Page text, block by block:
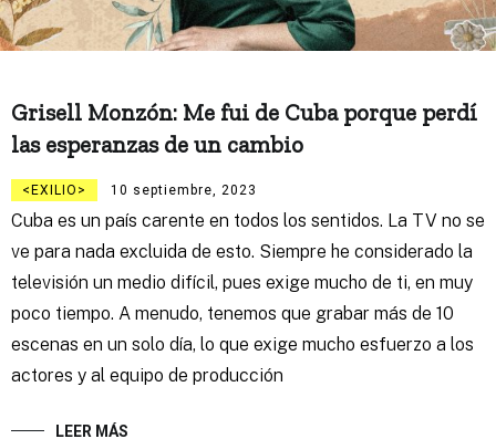
Grisell Monzón: Me fui de Cuba porque perdí
las esperanzas de un cambio
EXILIO 10 septiembre, 2023
Cuba es un país carente en todos los sentidos. La TV no se
ve para nada excluida de esto. Siempre he considerado la
televisión un medio difícil, pues exige mucho de ti, en muy
poco tiempo. A menudo, tenemos que grabar más de 10
escenas en un solo día, lo que exige mucho esfuerzo a los
actores y al equipo de producción
LEER MÁS